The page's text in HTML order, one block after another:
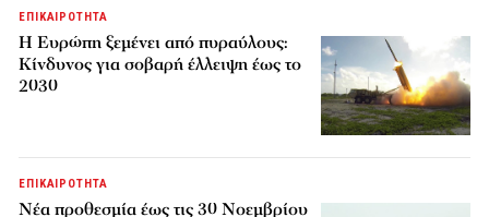
ΕΠΙΚΑΙΡΟΤΗΤΑ
H Ευρώπη ξεμένει από πυραύλους:
Κίνδυνος για σοβαρή έλλειψη έως το
2030
ΕΠΙΚΑΙΡΟΤΗΤΑ
Νέα προθεσμία έως τις 30 Νοεμβρίου